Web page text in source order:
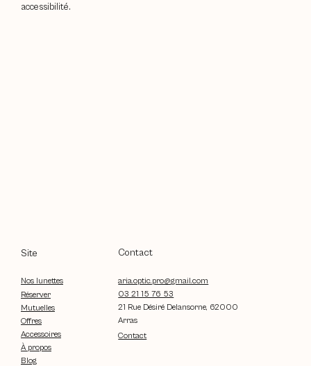
accessibilité.
Site
Nos lunettes
Réserver
Mutuelles
Offres
Accessoires
À propos
Blog
Contact
Contact
aria.optic.pro@gmail.com
03 21 15 76 53
21 Rue Désiré Delansorne, 62000
Arras